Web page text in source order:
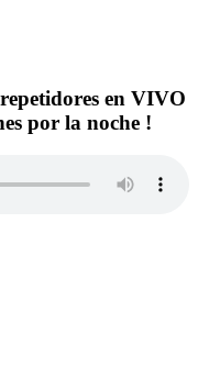
en VIVO
por la noche !